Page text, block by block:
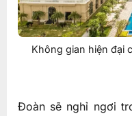
Không gian hiện đại
Đoàn sẽ nghỉ ngơi